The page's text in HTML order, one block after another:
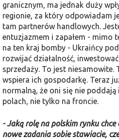
granicznym, ma jednak duży
regionie, za który odpowiadam
tam partnerów handlowych.
entuzjazmem i zapałem - mimo
na ten kraj bomby - Ukraińcy
rozwijać działalność,
sprzedaży. To jest niesamowite.
wspiera ich gospodarkę. Teraz
normalną, że oni się nie
polach, nie tylko na froncie.
- Jaką rolę na polskim rynku
nowe zadania sobie stawiacie,